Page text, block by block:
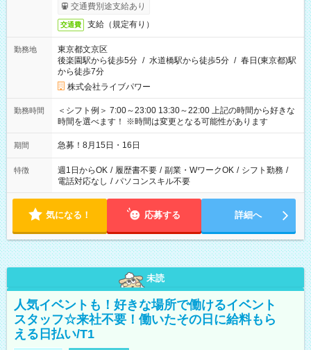
交通費別途支給あり
交通費 支給（規定有り）
勤務地
東京都文京区
後楽園駅から徒歩5分 / 水道橋駅から徒歩5分 / 春日(東京都)駅
から徒歩7分
株式会社ライブパワー
勤務時間
＜シフト例＞ 7:00～23:00 13:30～22:00 上記の時間から好きな
時間を選べます！ ※時間は変更となる可能性があります
期間 急募！8月15日・16日
特徴 週1日からOK / 履歴書不要 / 副業・WワークOK / シフト勤務 /
電話対応なし / パソコンスキル不要
気になる！ 応募する 詳細へ
未読
人気イベントも！好きな場所で働けるイベント
スタッフ☆来社不要！働いたその日に給料もら
える日払い/T1